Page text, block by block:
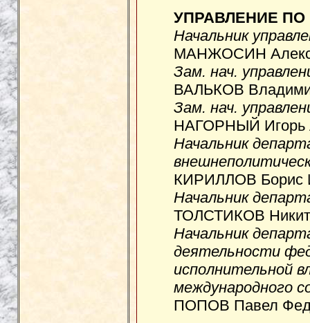
УПРАВЛЕНИЕ
Начальник
МАНЖОСИН
Зам. нач.
ВАЛЬКОВ
Зам. нач.
НАГОРНЫЙ Игорь
Начальник
КИРИЛЛОВ Борис
Начальник
ТОЛСТИКОВ
Начальник
деятельности
исполнительной
международного
ПОПОВ Павел